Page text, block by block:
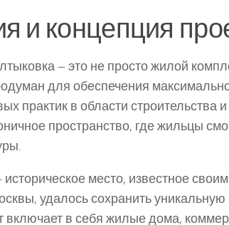
и концепция
– это не просто жилой
для обеспечения
практик в области строительства
пространство, где жильцы
место, известное
удалось сохранить
включает в себя жилые дома,